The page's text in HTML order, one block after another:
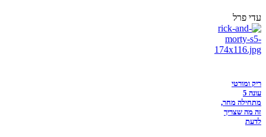
עדי פרל
ריק ומורטי
עונה 5
מתחילה מחר,
זה מה שצריך
לדעת